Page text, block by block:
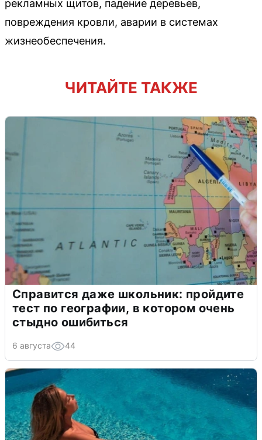
рекламных щитов, падение деревьев,
повреждения кровли, аварии в системах
жизнеобеспечения.
ЧИТАЙТЕ ТАКЖЕ
Справится даже школьник: пройдите
тест по географии, в котором очень
стыдно ошибиться
6 августа 44